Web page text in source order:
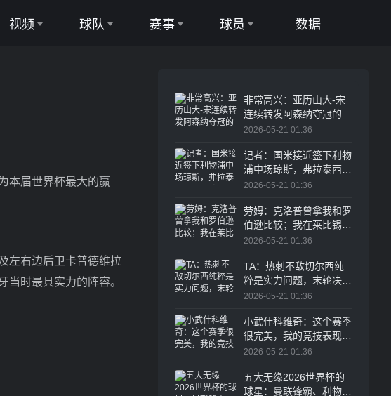
视频 球队 赛事
篮球联赛
球员
篮球球员
数据
本届世界杯最大的赢
左右边后卫卡普德维拉
时最具实力的阵容。
非常高兴：亚历山大-宋
连续转发阿森纳夺冠的快
拍
2026-05-21 01:36
记者：国米接近签下利物
浦中场琼斯，弗拉泰西基
本离队
2026-05-21 01:36
劳姆：克洛普曾拿我和罗
伯逊比较；我在莱比锡感
觉非常舒服
2026-05-21 01:36
TA：热刺不敌切尔西纯
粹是实力问题，末轮决战
很难有实质改变
2026-05-21 01:36
小武什科维奇：这个赛季
很完美，我的竞技表现确
实有明显提升
2026-05-21 01:36
五大无缘2026世界杯的
球星：曼联锋霸、利物浦